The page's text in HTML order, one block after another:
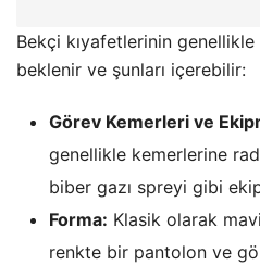
Bekçi kıyafetlerinin
beklenir ve şunları içerebilir:
Görev Kemerleri ve
genellikle kemerlerine
biber gazı spreyi gibi
Forma: Klasik olarak
renkte bir pantolon ve